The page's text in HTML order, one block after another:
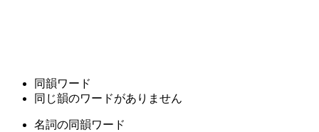
同韻ワード
同じ韻のワードがありません
名詞の同韻ワード